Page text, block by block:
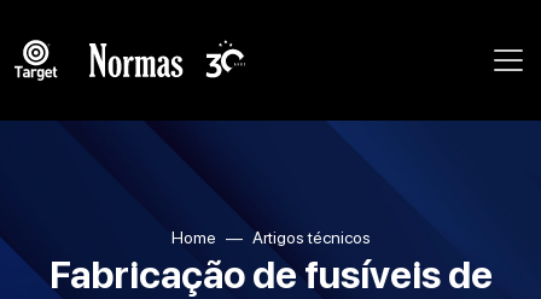
Home Artigos técnicos
Fabricação de fusíveis de